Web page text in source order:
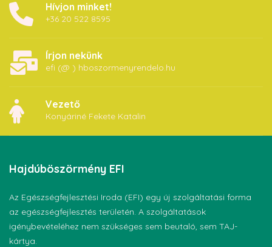
Hívjon minket!
+36 20 522 8595
Írjon nekünk
efi (@ ) hboszormenyrendelo.hu
Vezető
Konyáriné Fekete Katalin
Hajdúböszörmény EFI
Az Egészségfejlesztési Iroda (EFI) egy új szolgáltatási forma
az egészségfejlesztés területén. A szolgáltatások
igénybevételéhez nem szükséges sem beutaló, sem TAJ-
kártya.